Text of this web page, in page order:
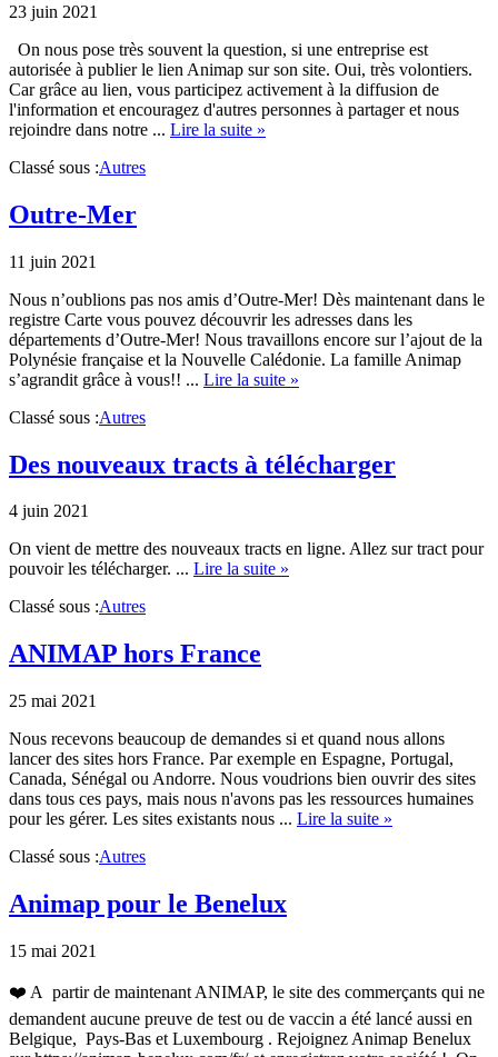
23 juin 2021
On nous pose très souvent la question, si une entreprise est
autorisée à publier le lien Animap sur son site. Oui, très volontiers.
Car grâce au lien, vous participez activement à la diffusion de
l'information et encouragez d'autres personnes à partager et nous
rejoindre dans notre ... Lire la suite »
Classé sous :Autres
Outre-Mer
11 juin 2021
Nous n’oublions pas nos amis d’Outre-Mer! Dès maintenant dans le
registre Carte vous pouvez découvrir les adresses dans les
départements d’Outre-Mer! Nous travaillons encore sur l’ajout de la
Polynésie française et la Nouvelle Calédonie. La famille Animap
s’agrandit grâce à vous!! ... Lire la suite »
Classé sous :Autres
Des nouveaux tracts à télécharger
4 juin 2021
On vient de mettre des nouveaux tracts en ligne. Allez sur tract pour
pouvoir les télécharger. ... Lire la suite »
Classé sous :Autres
ANIMAP hors France
25 mai 2021
Nous recevons beaucoup de demandes si et quand nous allons
lancer des sites hors France. Par exemple en Espagne, Portugal,
Canada, Sénégal ou Andorre. Nous voudrions bien ouvrir des sites
dans tous ces pays, mais nous n'avons pas les ressources humaines
pour les gérer. Les sites existants nous ... Lire la suite »
Classé sous :Autres
Animap pour le Benelux
15 mai 2021
❤️ A partir de maintenant ANIMAP, le site des commerçants qui ne
demandent aucune preuve de test ou de vaccin a été lancé aussi en
Belgique, Pays-Bas et Luxembourg . Rejoignez Animap Benelux